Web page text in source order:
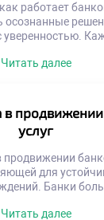
работает
осознанные
банковской
деньги или
Читать далее
в
услуг
продвижении
для
Банки
не просто
Читать далее